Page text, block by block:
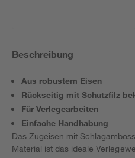
Beschreibung
Aus robustem Eisen
Rückseitig mit Schutzfilz
Für Verlegearbeiten
Einfache Handhabung
Das Zugeisen mit
Material ist das ideale